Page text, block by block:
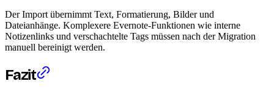
Der Import übernimmt Text, Formatierung, Bilder und
Dateianhänge. Komplexere Evernote-Funktionen wie interne
Notizenlinks und verschachtelte Tags müssen nach der Migration
manuell bereinigt werden.
Fazit